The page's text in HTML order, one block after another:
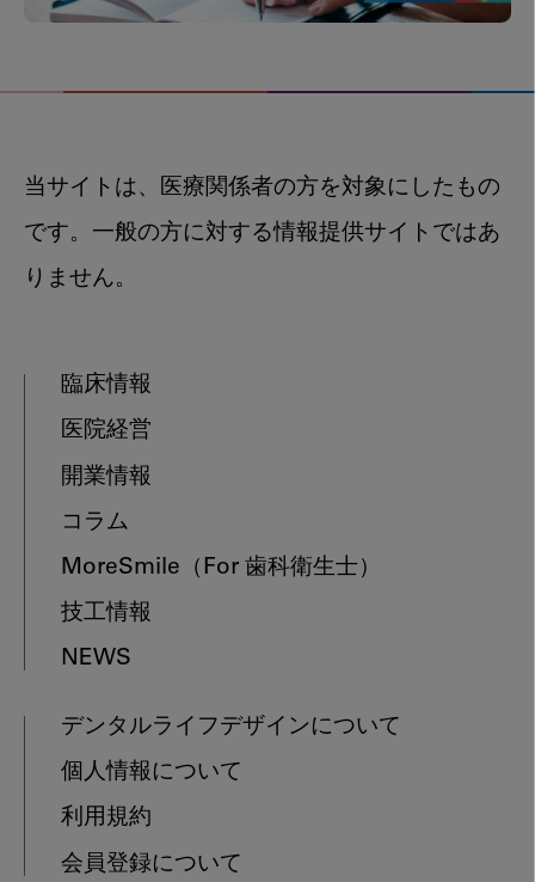
当サイトは、医療関係者の方を対象にしたもの
です。一般の方に対する情報提供サイトではあ
りません。
臨床情報
医院経営
開業情報
コラム
MoreSmile （For 歯科衛生士）
技工情報
NEWS
デンタルライフデザインについて
個人情報について
利用規約
会員登録について